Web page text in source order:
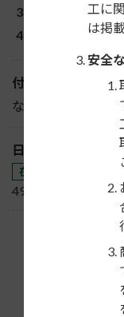
コネクター（
付属ステリモ配線
なし
日東工業JANコード
在庫販売
4976135702583
工に
は掲
安全